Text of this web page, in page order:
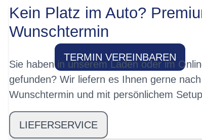
TERMIN VEREINBAREN
Kein Platz im Auto?
Wunschtermin
Sie haben in unserem Laden oder im
gefunden? Wir liefern es Ihnen gerne
Wunschtermin und mit persönlichem
LIEFERSERVICE